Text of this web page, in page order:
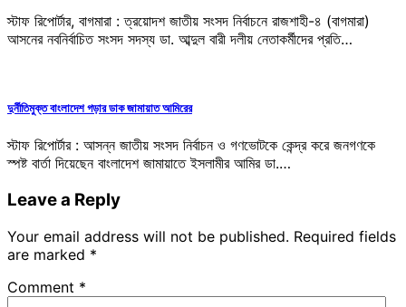
স্টাফ রিপোর্টার, বাগমারা : ত্রয়োদশ জাতীয় সংসদ নির্বাচনে রাজশাহী-৪ (বাগমারা)
আসনের নবনির্বাচিত সংসদ সদস্য ডা. আব্দুল বারী দলীয় নেতাকর্মীদের প্রতি…
দুর্নীতিমুক্ত বাংলাদেশ গড়ার ডাক জামায়াত আমিরের
স্টাফ রিপোর্টার : আসন্ন জাতীয় সংসদ নির্বাচন ও গণভোটকে কেন্দ্র করে জনগণকে
স্পষ্ট বার্তা দিয়েছেন বাংলাদেশ জামায়াতে ইসলামীর আমির ডা.…
Leave a Reply
Your email address will not be published. Required fields
are marked *
Comment *